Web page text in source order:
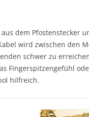
dem Pfostenstecker
wird zwischen den
schwer zu
Fingerspitzengefühl
hilfreich.